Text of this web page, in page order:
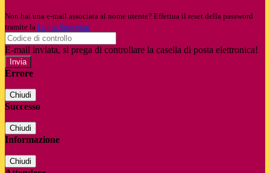
Non hai una e-mail associata al nome utente? Effettua il reset della password
tramite la Login Spaggiari
E-mail inviata, si prega di controllare la casella di posta elettronica!
Errore
Chiudi
Successo
Chiudi
Informazione
Chiudi